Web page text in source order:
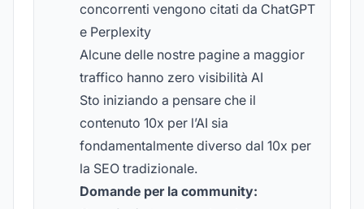
concorrenti vengono citati da ChatGPT
e Perplexity
Alcune delle nostre pagine a maggior
traffico hanno zero visibilità AI
Sto iniziando a pensare che il
contenuto 10x per l’AI sia
fondamentalmente diverso dal 10x per
la SEO tradizionale.
Domande per la community: